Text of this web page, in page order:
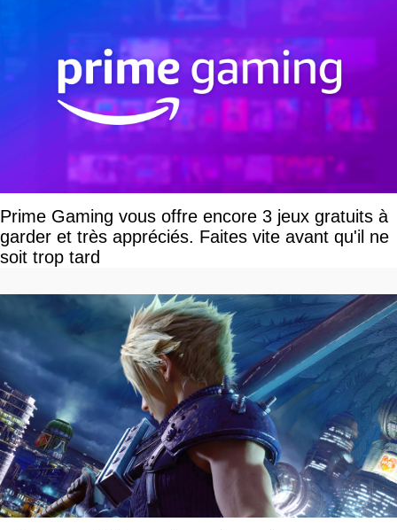
Prime Gaming vous offre encore 3 jeux gratuits à
garder et très appréciés. Faites vite avant qu'il ne
soit trop tard